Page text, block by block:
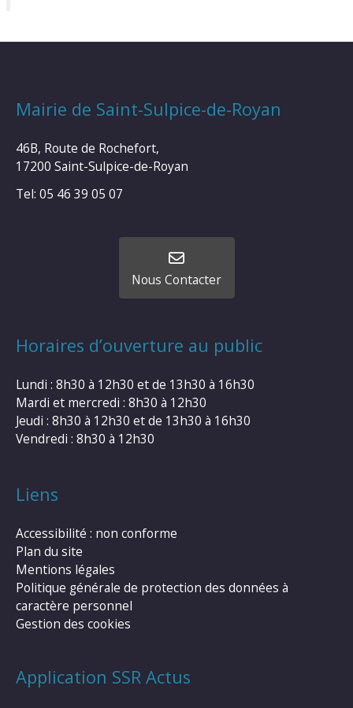
Mairie de Saint-Sulpice-de-Royan
46B, Route de Rochefort,
17200 Saint-Sulpice-de-Royan
Tel: 05 46 39 05 07
Nous Contacter
Horaires d’ouverture au public
Lundi : 8h30 à 12h30 et de 13h30 à 16h30
Mardi et mercredi : 8h30 à 12h30
Jeudi : 8h30 à 12h30 et de 13h30 à 16h30
Vendredi : 8h30 à 12h30
Liens
Accessibilité : non conforme
Plan du site
Mentions légales
Politique générale de protection des données à
caractère personnel
Gestion des cookies
Application SSR Actus